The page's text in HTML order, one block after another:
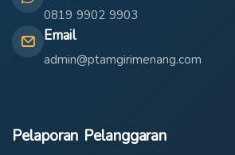
0819 9902 9903
Email
admin@ptamgirimenang.com
Pelaporan Pelanggaran